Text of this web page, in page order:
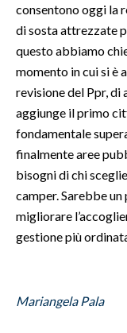
ANNUNCI
PUBBLICITÀ
SPIAGGE
STORE
consentono oggi la
di sosta attrezzate
questo abbiamo
momento in cui si è
revisione del Ppr, di
aggiunge il primo
fondamentale
finalmente aree
bisogni di chi
camper. Sarebbe
migliorare
gestione più
Mariangela Pala